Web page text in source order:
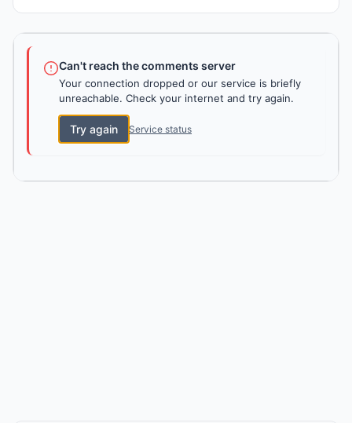
Can't reach the comments server
Your connection dropped or our service is briefly
unreachable. Check your internet and try again.
Try again Service status